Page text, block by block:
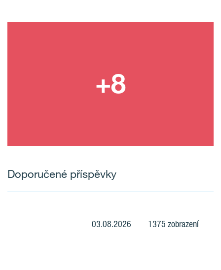
Doporučené příspěvky
03.08.2026 1375 zobrazení